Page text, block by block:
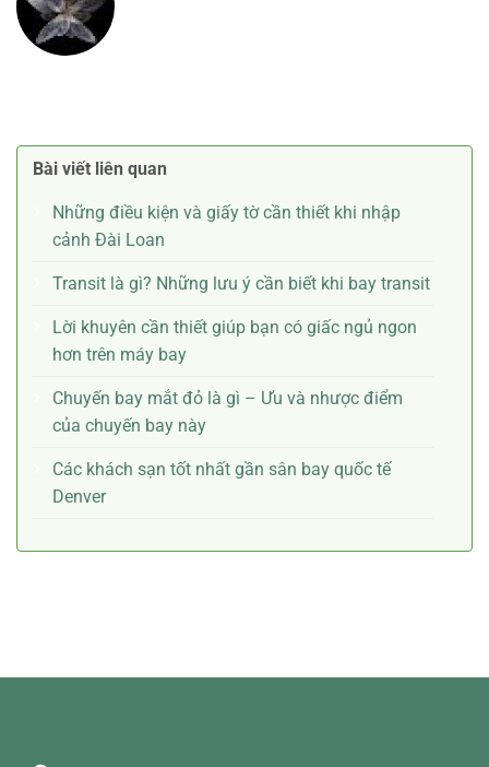
Bài viết liên quan
Những điều kiện và giấy tờ cần thiết khi nhập
cảnh Đài Loan
Transit là gì? Những lưu ý cần biết khi bay transit
Lời khuyên cần thiết giúp bạn có giấc ngủ ngon
hơn trên máy bay
Chuyến bay mắt đỏ là gì – Ưu và nhược điểm
của chuyến bay này
Các khách sạn tốt nhất gần sân bay quốc tế
Denver